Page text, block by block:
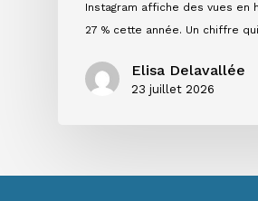
Instagram affiche des vues en
27 % cette année. Un chiffre
Elisa Delavallée
23 juillet 2026